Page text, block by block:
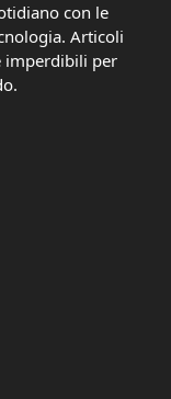
con le
Articoli
imperdibili per